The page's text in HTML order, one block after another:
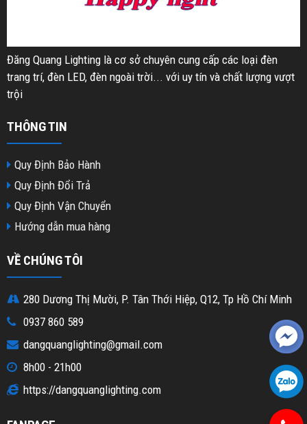
Đăng Quang Lighting là cơ sở chuyên cung cấp các loại đèn
trang trí, đèn LED, đèn ngoài trời... với uy tín và chất lượng vượt
trội
THÔNG TIN
Quy Định Bảo Hành
Quy Định Đổi Trả
Quy Định Vận Chuyển
Hướng dẫn mua hàng
VỀ CHÚNG TÔI
280 Dương Thị Mười, P. Tân Thới Hiệp, Q12, Tp Hồ Chí Minh
0937 860 589
dangquanglighting@gmail.com
8h00 - 21h00
https://dangquanglighting.com